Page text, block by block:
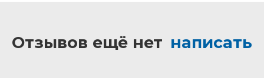
Отзывов ещё нет написать